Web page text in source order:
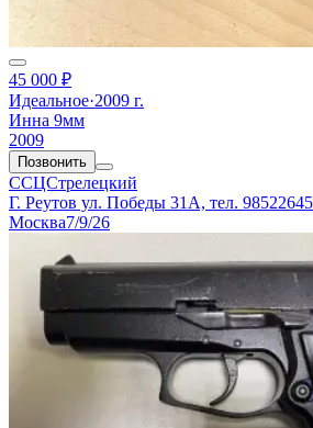
45 000 ₽
Идеальное·2009 г.
Инна 9мм
2009
Позвонить
ССЦСтрелецкий
Г. Реутов ул. Победы 31А, тел.
Москва7/9/26